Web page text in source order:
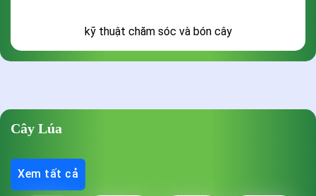
kỹ thuật chăm sóc và bón cây
Cây Lúa
Xem tất cả